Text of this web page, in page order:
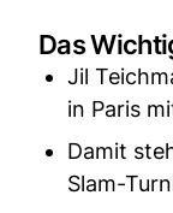
Das
Jil
in Paris
Damit
Slam-